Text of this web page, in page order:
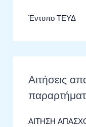
η
ι
α
Έντυπο ΤΕΥΔ
Αιτήσεις
ΑΙΤΗΣΗ